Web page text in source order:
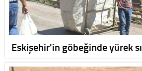
Eskişehir'in göbeğinde yürek